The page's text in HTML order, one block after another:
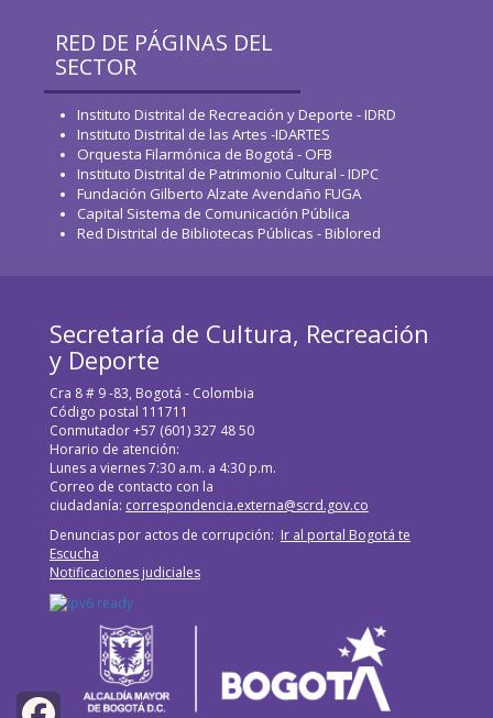
RED DE PÁGINAS DEL
SECTOR
Instituto Distrital de Recreación y Deporte - IDRD
Instituto Distrital de las Artes -IDARTES
Orquesta Filarmónica de Bogotá - OFB
Instituto Distrital de Patrimonio Cultural - IDPC
Fundación Gilberto Alzate Avendaño FUGA
Capital Sistema de Comunicación Pública
Red Distrital de Bibliotecas Públicas - Biblored
Secretaría de Cultura, Recreación
y Deporte
Cra 8 # 9 -83, Bogotá - Colombia
Código postal 111711
Conmutador +57 (601) 327 48 50
Horario de atención:
Lunes a viernes 7:30 a.m. a 4:30 p.m.
Correo de contacto con la
ciudadanía: correspondencia.externa@scrd.gov.co
Denuncias por actos de corrupción: Ir al portal Bogotá te
Escucha
Notificaciones judiciales